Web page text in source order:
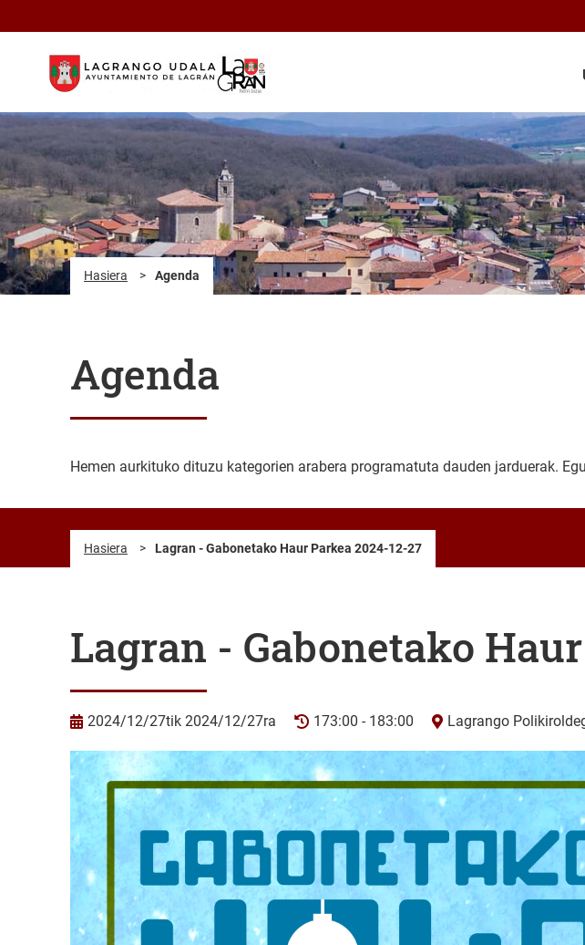
Hasiera > Agenda
Agenda
Hemen aurkituko dituzu kategorien arabera programatuta dauden jarduerak.
Hasiera > Lagran - Gabonetako Haur Parkea 2024-12-27
Lagran - Gabonetako
2024/12/27tik 2024/12/27ra 173:00 - 183:00 Lagrango